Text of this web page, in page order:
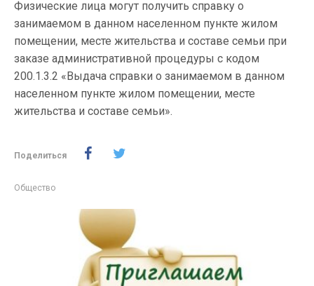
Физические лица могут получить справку о
занимаемом в данном населенном пункте жилом
помещении, месте жительства и составе семьи при
заказе административной процедуры с кодом
200.1.3.2 «Выдача справки о занимаемом в данном
населенном пункте жилом помещении, месте
жительства и составе семьи».
Поделиться
Общество